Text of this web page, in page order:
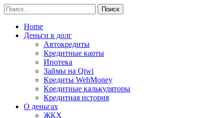
Перейти
к
содержимому
Найти:
Home
Деньги в долг
Автокредиты
Кредитные карты
Ипотека
Займы на Qiwi
Кредиты WebMoney
Кредитные калькуляторы
Кредитная история
О деньгах
ЖКХ